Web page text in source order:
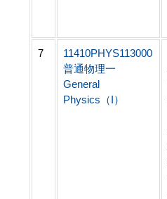
7
11410PHYS113000
普通物理一
General
Physics（I）